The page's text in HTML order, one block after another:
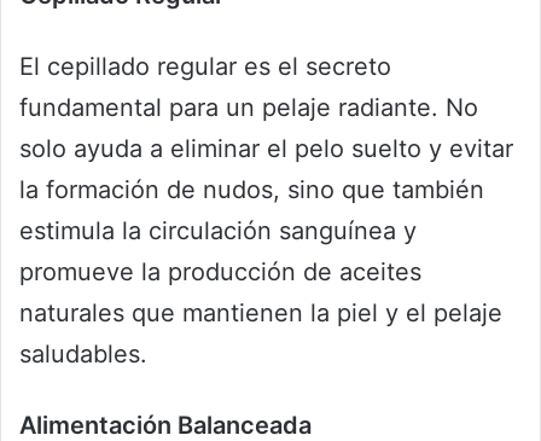
El cepillado regular es el secreto
fundamental para un pelaje radiante. No
solo ayuda a eliminar el pelo suelto y evitar
la formación de nudos, sino que también
estimula la circulación sanguínea y
promueve la producción de aceites
naturales que mantienen la piel y el pelaje
saludables.
Alimentación Balanceada